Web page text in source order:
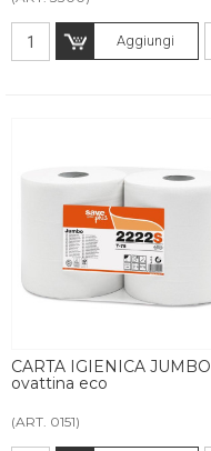
Aggiungi
CARTA IGIENICA JUMBO
ovattina eco
(ART. 0151)